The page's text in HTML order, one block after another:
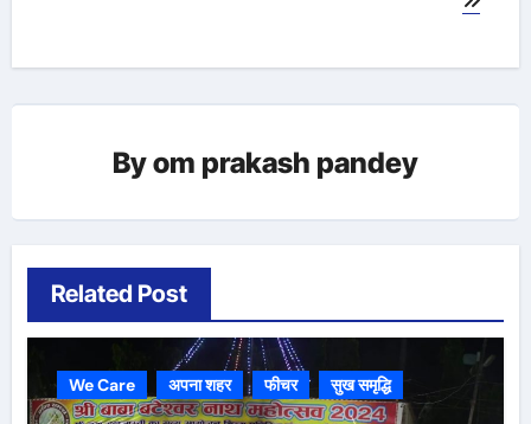
Byom prakash pandey
Related Post
We Care अपना शहर फीचर सुख समृद्धि